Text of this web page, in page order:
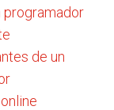
programador
de un